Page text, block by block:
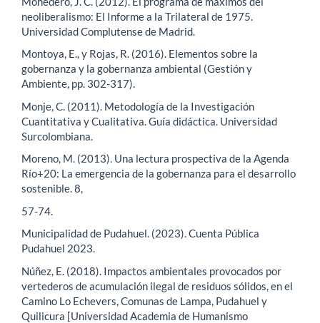
neoliberalismo: El Informe a la Trilateral de 1975.
Universidad Complutense de Madrid.
Montoya, E., y Rojas, R. (2016). Elementos sobre la
gobernanza y la gobernanza ambiental (Gestión y
Ambiente, pp. 302-317).
Monje, C. (2011). Metodología de la Investigación
Cuantitativa y Cualitativa. Guía didáctica. Universidad
Surcolombiana.
Moreno, M. (2013). Una lectura prospectiva de la Agenda
Río+20: La emergencia de la gobernanza para el desarrollo
sostenible. 8,
57-74.
Municipalidad de Pudahuel. (2023). Cuenta Pública
Pudahuel 2023.
Núñez, E. (2018). Impactos ambientales provocados por
vertederos de acumulación ilegal de residuos sólidos, en el
Camino Lo Echevers, Comunas de Lampa, Pudahuel y
Quilicura [Universidad Academia de Humanismo